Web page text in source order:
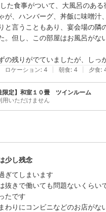
た食事がついて、大風呂のあ
が、ハンバーグ、丼飯に味噌汁
と言うこともあり、宴会場の
。但し、この部屋はお風呂が
の残りがでていましたが、しっ
ロケーション: 4 | 朝食: 4 | 夕食:
定】和室１０畳 ツインルーム
用いただけません
少し残念
ぎてしまいます
きで働いても問題ないくらい
たです
わりにコンビニなどのお店がな